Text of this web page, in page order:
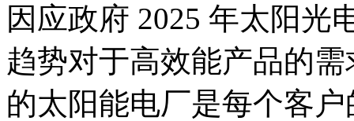
因应政府 2025 年太阳光
趋势对于高效能产品的
的太阳能电厂是每个客